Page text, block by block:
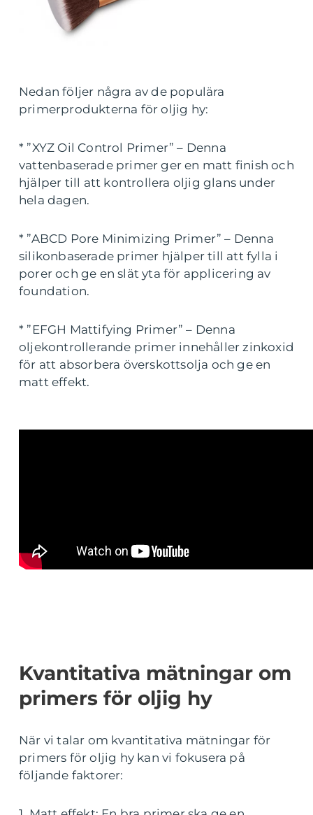
Nedan följer några av de populära
primerprodukterna för oljig hy:
* ”XYZ Oil Control Primer” – Denna
vattenbaserade primer ger en matt finish och
hjälper till att kontrollera oljig glans under
hela dagen.
* ”ABCD Pore Minimizing Primer” – Denna
silikonbaserade primer hjälper till att fylla i
porer och ge en slät yta för applicering av
foundation.
* ”EFGH Mattifying Primer” – Denna
oljekontrollerande primer innehåller zinkoxid
för att absorbera överskottsolja och ge en
matt effekt.
Kvantitativa mätningar om
primers för oljig hy
När vi talar om kvantitativa mätningar för
primers för oljig hy kan vi fokusera på
följande faktorer: